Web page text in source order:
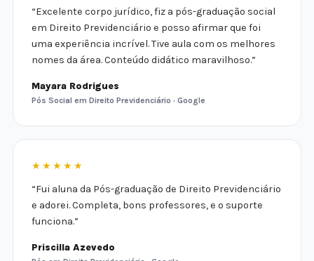
“Excelente corpo jurídico, fiz a pós-graduação social
em Direito Previdenciário e posso afirmar que foi
uma experiência incrível. Tive aula com os melhores
nomes da área. Conteúdo didático maravilhoso.”
Mayara Rodrigues
Pós Social em Direito Previdenciário · Google
★★★★★
“Fui aluna da Pós-graduação de Direito Previdenciário
e adorei. Completa, bons professores, e o suporte
funciona.”
Priscilla Azevedo